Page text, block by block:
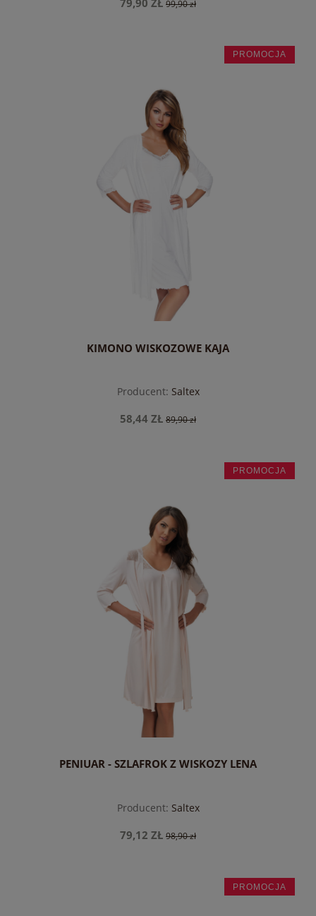
79,90 ZŁ 99,90 zł
do koszyka
KIMONO WISKOZOWE KAJA
Producent: Saltex
58,44 ZŁ 89,90 zł
do koszyka
PROMOCJA
PENIUAR - SZLAFROK Z WISKOZY LENA
Producent: Saltex
79,12 ZŁ 98,90 zł
PROMOCJA
PROMOCJA